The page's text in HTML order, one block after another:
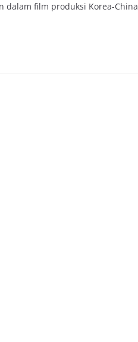
dalam film produksi Korea-China